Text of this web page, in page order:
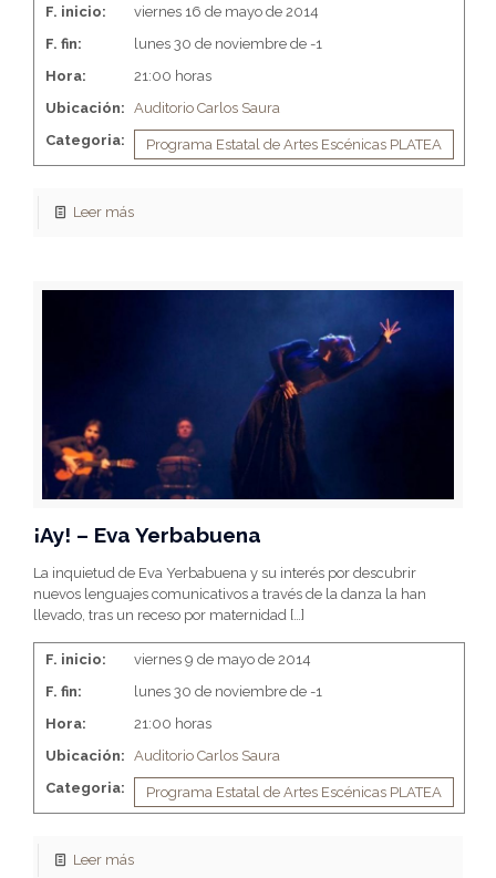
F. inicio:
viernes 16 de mayo de 2014
F. fin:
lunes 30 de noviembre de -1
Hora:
21:00 horas
Ubicación: Auditorio Carlos Saura
Categoria:
Programa Estatal de Artes Escénicas PLATEA
Leer más
¡Ay! – Eva Yerbabuena
La inquietud de Eva Yerbabuena y su interés por descubrir
nuevos lenguajes comunicativos a través de la danza la han
llevado, tras un receso por maternidad […]
F. inicio:
viernes 9 de mayo de 2014
F. fin:
lunes 30 de noviembre de -1
Hora:
21:00 horas
Ubicación: Auditorio Carlos Saura
Categoria:
Programa Estatal de Artes Escénicas PLATEA
Leer más